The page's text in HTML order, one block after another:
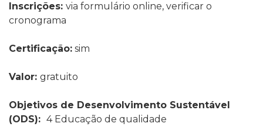
Inscrições: via formulário online, verificar o
cronograma
Certificação: sim
Valor: gratuito
Objetivos de Desenvolvimento Sustentável
(ODS): 4 Educação de qualidade